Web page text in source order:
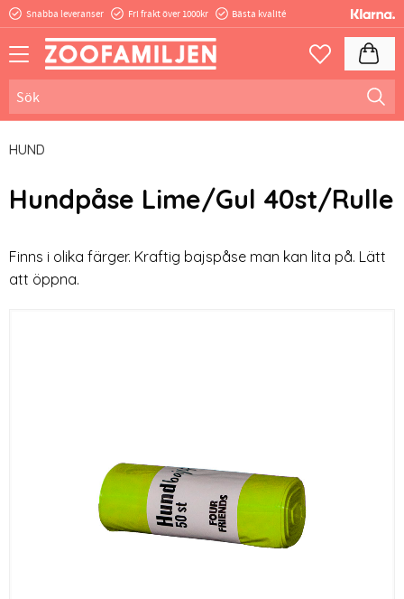
Snabba leveranser Fri frakt över 1000kr Bästa kvalité
Favoriter
HUND
Hundpåse Lime/Gul 40st/Rulle
Finns i olika färger. Kraftig bajspåse man kan lita på. Lätt
att öppna.